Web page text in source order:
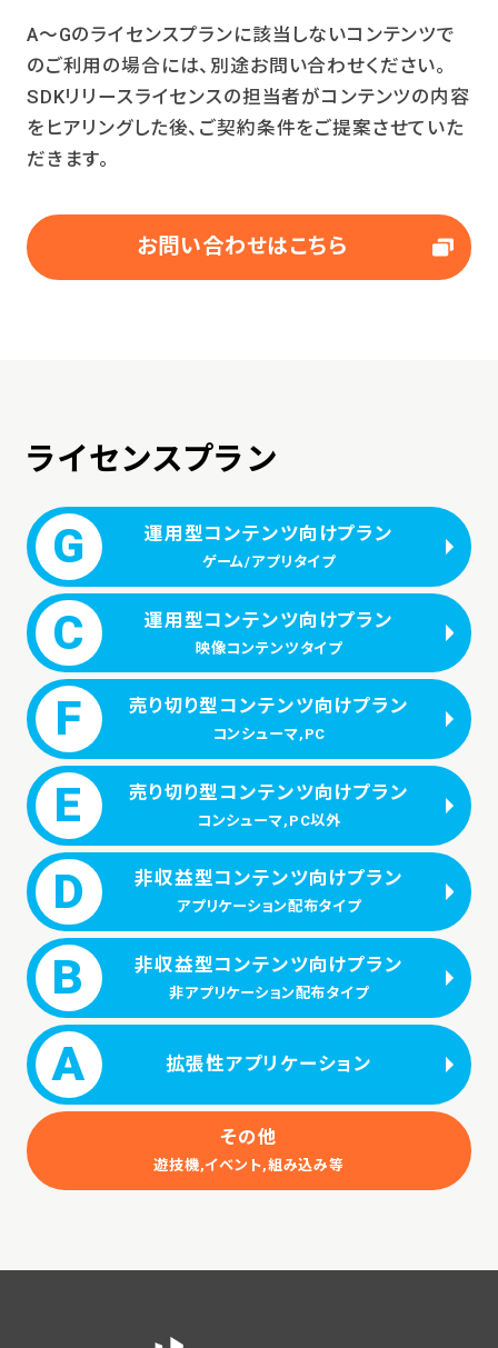
A～Gのライセンスプランに該当しないコンテンツで
のご利用の場合には、別途お問い合わせください。
SDKリリースライセンスの担当者がコンテンツの内容
をヒアリングした後、ご契約条件をご提案させていた
だきます。
お問い合わせはこちら
ライセンスプラン
G 運用型コンテンツ向けプラン
ゲーム/アプリタイプ
C 運用型コンテンツ向けプラン
映像コンテンツタイプ
F 売り切り型コンテンツ向けプラン
コンシューマ,PC
E 売り切り型コンテンツ向けプラン
コンシューマ,PC以外
D 非収益型コンテンツ向けプラン
アプリケーション配布タイプ
B 非収益型コンテンツ向けプラン
非アプリケーション配布タイプ
A 拡張性アプリケーション
その他
遊技機,イベント,組み込み等